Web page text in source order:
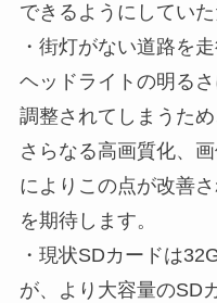
できるようにしていた
・街灯がない道路を
ヘッドライトの明る
調整されてしまうた
さらなる高画質化、
によりこの点が改善
を期待します。
・現状SDカードは
が、より大容量のSD